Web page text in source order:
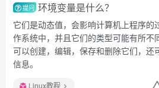
提问 环境变量是什么？
它们是动态值，会影响计算机上程序的
作系统中，并且它们的类型可能有所不
可以创建，编辑，保存和删除它们，还
信息。
Linux教程